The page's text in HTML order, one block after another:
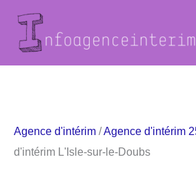
contenu
Agence d'intérim /Agence d'intérim
d'intérim L'Isle-sur-le-Doubs